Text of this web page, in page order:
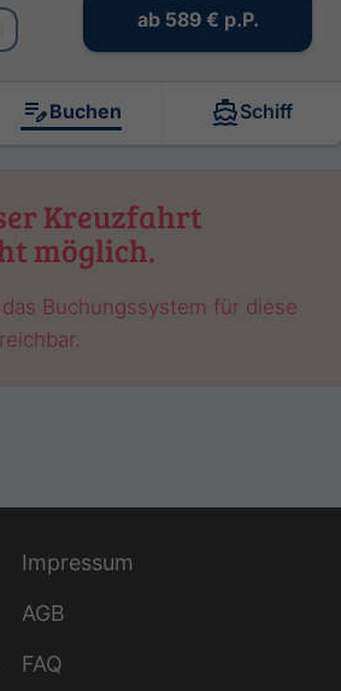
ab 589 € p.P.
Buchen Schiff
Kreuzfahrt
möglich.
Buchungssystem für diese
Impressum
AGB
FAQ